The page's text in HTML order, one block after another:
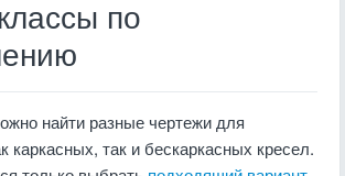
по
найти разные чертежи для
каркасных, так и бескаркасных кресел.